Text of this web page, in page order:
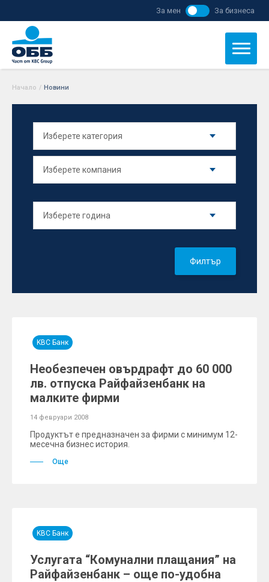
За мен За бизнеса
Начало / Новини
Филтър
KBC Банк
Необезпечен овърдрафт до 60 000
лв. отпуска Райфайзенбанк на
малките фирми
14 февруари 2008
Продуктът е предназначен за фирми с минимум 12-
месечна бизнес история.
Още
KBC Банк
Услугата “Комунални плащания” на
Райфайзенбанк – още по-удобна